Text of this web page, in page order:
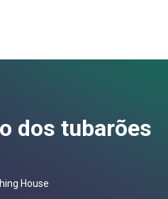
dos tubarões
House